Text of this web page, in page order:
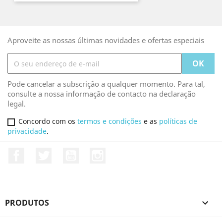
Aproveite as nossas últimas novidades e ofertas especiais
Pode cancelar a subscrição a qualquer momento. Para tal,
consulte a nossa informação de contacto na declaração
legal.
Concordo com os termos e condições e as políticas de
privacidade.
PRODUTOS 